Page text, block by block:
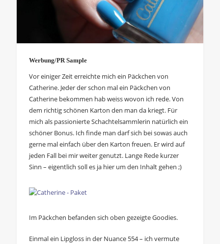
Werbung/PR Sample
Vor einiger Zeit erreichte mich ein Päckchen von
Catherine. Jeder der schon mal ein Päckchen von
Catherine bekommen hab weiss wovon ich rede. Von
dem richtig schönen Karton den man da kriegt. Für
mich als passionierte Schachtelsammlerin natürlich ein
schöner Bonus. Ich finde man darf sich bei sowas auch
gerne mal einfach über den Karton freuen. Er wird auf
jeden Fall bei mir weiter genutzt. Lange Rede kurzer
Sinn – eigentlich soll es ja hier um den Inhalt gehen ;)
Im Päckchen befanden sich oben gezeigte Goodies.
Einmal ein Lipgloss in der Nuance 554 – ich vermute